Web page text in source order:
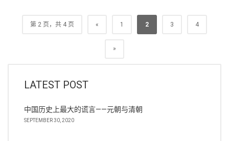
第 2 页，共 4 页 « 1 2 3 4
»
LATEST POST
中国历史上最大的谎言——元朝与清朝
SEPTEMBER 30, 2020